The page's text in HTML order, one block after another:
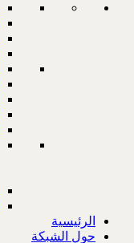
الرئيسية
حول الشبكة